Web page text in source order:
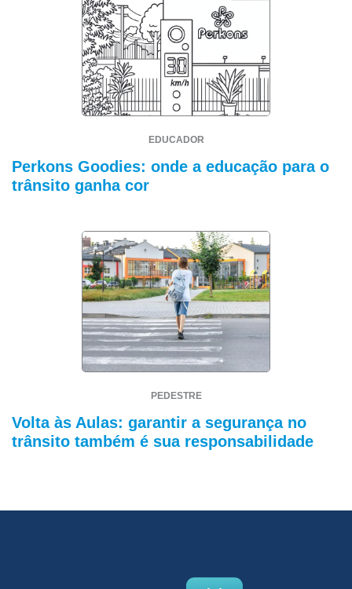
EDUCADOR
Perkons Goodies: onde a educação para o
trânsito ganha cor
PEDESTRE
Volta às Aulas: garantir a segurança no
trânsito também é sua responsabilidade